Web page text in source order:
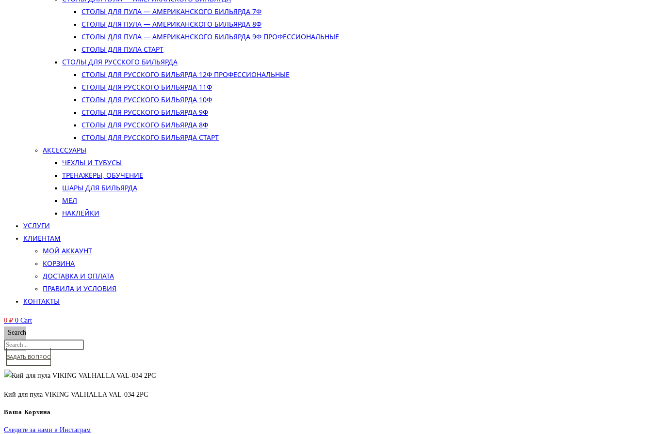
СТОЛЫ ДЛЯ ПУЛА — АМЕРИКАНСКОГО БИЛЬЯРДА 7Ф
СТОЛЫ ДЛЯ ПУЛА — АМЕРИКАНСКОГО БИЛЬЯРДА 8Ф
СТОЛЫ ДЛЯ ПУЛА — АМЕРИКАНСКОГО БИЛЬЯРДА 9Ф ПРОФЕССИОНАЛЬНЫЕ
СТОЛЫ ДЛЯ ПУЛА СТАРТ
СТОЛЫ ДЛЯ РУССКОГО БИЛЬЯРДА
СТОЛЫ ДЛЯ РУССКОГО БИЛЬЯРДА 12Ф ПРОФЕССИОНАЛЬНЫЕ
СТОЛЫ ДЛЯ РУССКОГО БИЛЬЯРДА 11Ф
СТОЛЫ ДЛЯ РУССКОГО БИЛЬЯРДА 10Ф
СТОЛЫ ДЛЯ РУССКОГО БИЛЬЯРДА 9Ф
СТОЛЫ ДЛЯ РУССКОГО БИЛЬЯРДА 8Ф
СТОЛЫ ДЛЯ РУССКОГО БИЛЬЯРДА СТАРТ
АКСЕССУАРЫ
ЧЕХЛЫ И ТУБУСЫ
ТРЕНАЖЕРЫ, ОБУЧЕНИЕ
ШАРЫ ДЛЯ БИЛЬЯРДА
МЕЛ
НАКЛЕЙКИ
УСЛУГИ
КЛИЕНТАМ
МОЙ АККАУНТ
КОРЗИНА
ДОСТАВКА И ОПЛАТА
ПРАВИЛА И УСЛОВИЯ
КОНТАКТЫ
0 ₽ 0 Cart
Search
ЗАДАТЬ ВОПРОС
Кий для пула VIKING VALHALLA VAL-034 2PC
Ваша Корзина
Следите за нами в Инстаграм